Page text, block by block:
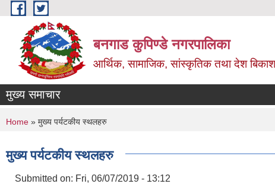
Skip to main content
बनगाड कुपिण्डे नगरपालिका
आर्थिक, सामाजिक, सांस्कृतिक तथा देश बिकाश
मुख्य समाचार
You are here
Home » मुख्य पर्यटकीय स्थलहरु
मुख्य पर्यटकीय स्थलहरु
Submitted on: Fri, 06/07/2019 - 13:12